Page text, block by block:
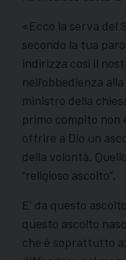
«Ecco la serva del
secondo la tua
indirizza così il
nell’obbedienza
ministro della
primo compito non
offrire a Dio un
della volontà.
“religioso ascolto”.
E’ da questo
questo ascolto
che è soprattutto